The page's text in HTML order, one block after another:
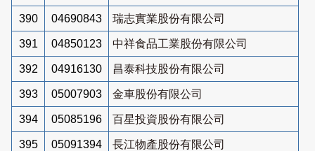
390 04690843 瑞志實業股份有限公司
391 04850123 中祥食品工業股份有限公司
392 04916130 昌泰科技股份有限公司
393 05007903 金車股份有限公司
394 05085196 百星投資股份有限公司
395 05091394 長江物產股份有限公司